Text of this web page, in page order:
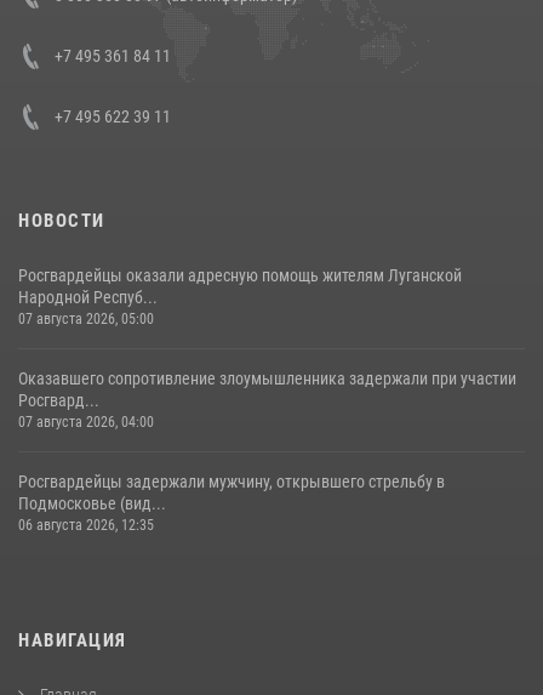
+7 495 361 84 11
+7 495 622 39 11
НОВОСТИ
Росгвардейцы оказали адресную помощь жителям Луганской
Народной Респуб...
07 августа 2026, 05:00
Оказавшего сопротивление злоумышленника задержали при участии
Росгвард...
07 августа 2026, 04:00
Росгвардейцы задержали мужчину, открывшего стрельбу в
Подмосковье (вид...
06 августа 2026, 12:35
НАВИГАЦИЯ